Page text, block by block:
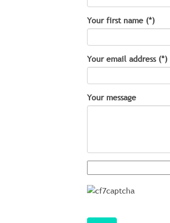
Your first name (*)
Your email address (*)
Your message